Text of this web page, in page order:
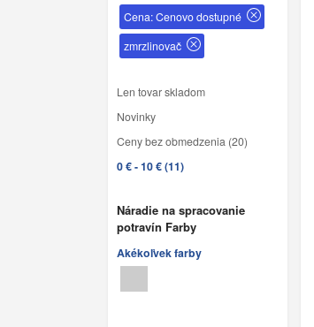
Cena: Cenovo dostupné
zmrzlinovač
Len tovar skladom
Novinky
Ceny bez obmedzenia (20)
0 € - 10 € (11)
Náradie na spracovanie
potravín Farby
Akékoľvek farby